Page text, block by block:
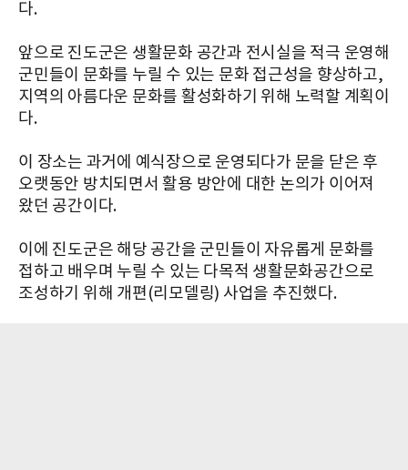
다.
앞으로 진도군은 생활문화 공간과 전시실을 적극 운영해
군민들이 문화를 누릴 수 있는 문화 접근성을 향상하고,
지역의 아름다운 문화를 활성화하기 위해 노력할 계획이
다.
이 장소는 과거에 예식장으로 운영되다가 문을 닫은 후
오랫동안 방치되면서 활용 방안에 대한 논의가 이어져
왔던 공간이다.
이에 진도군은 해당 공간을 군민들이 자유롭게 문화를
접하고 배우며 누릴 수 있는 다목적 생활문화공간으로
조성하기 위해 개편(리모델링) 사업을 추진했다.